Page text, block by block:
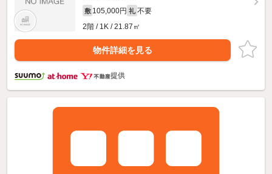
敷 105,000円 礼 不要
2階 / 1K / 21.87㎡
物件詳細を見る
提供